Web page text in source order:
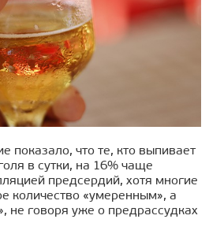
показало, что те, кто выпивает
в сутки, на 16% чаще
предсердий, хотя многие
количество «умеренным», а
не говоря уже о предрассудках